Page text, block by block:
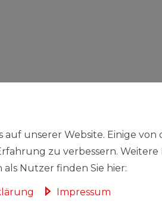
auf unserer Website. Einige
zu verbessern.
Nutzer finden Sie hier:
Impressum